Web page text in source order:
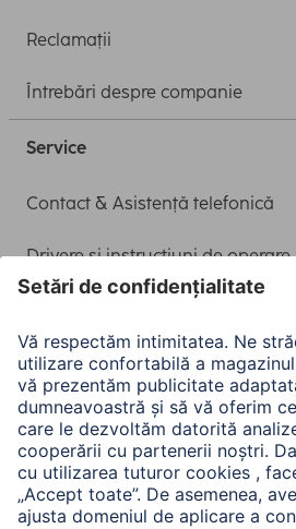
Reclamații
Întrebări despre companie
Service
Contact & Asistență telefonică
Drivere și instrucțiuni de operare
A.N.P.C.
A.N.P.C. SAL
Companie
Istoria companiei